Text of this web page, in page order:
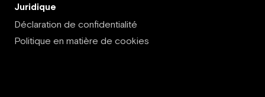
Juridique
Déclaration de confidentialité
Politique en matière de cookies